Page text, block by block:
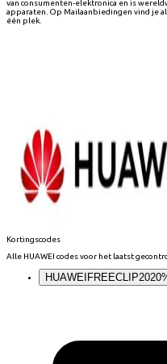
van consumenten-elektronica en is
apparaten. Op Mailaanbiedingen vind je
één plek.
Kortingscodes
Alle HUAWEI codes voor het laatst
HUAWEIFREECLIP20